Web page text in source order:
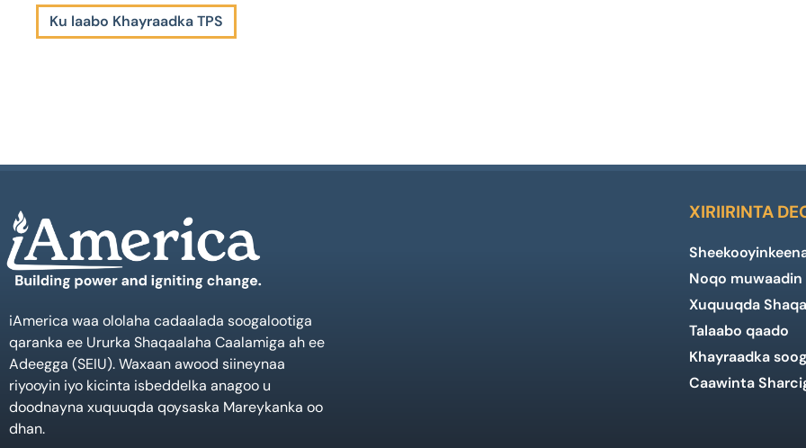
Ku laabo Khayraadka TPS
iAmerica waa ololaha cadaalada soogalootiga
qaranka ee Ururka Shaqaalaha Caalamiga ah ee
Adeegga (SEIU). Waxaan awood siineynaa
riyooyin iyo kicinta isbeddelka anagoo u
doodnayna xuquuqda qoysaska Mareykanka oo
dhan.
XIRIIRINTA
Noqo
Xuquuqda
Talaabo qaado
Khayraadka
Caawinta